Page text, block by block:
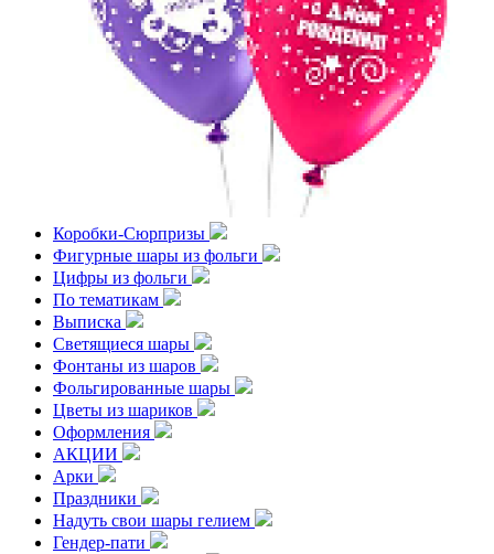
Коробки-Сюрпризы
Фигурные шары из фольги
Цифры из фольги
По тематикам
Выписка
Светящиеся шары
Фонтаны из шаров
Фольгированные шары
Цветы из шариков
Оформления
АКЦИИ
Арки
Праздники
Надуть свои шары гелием
Гендер-пати